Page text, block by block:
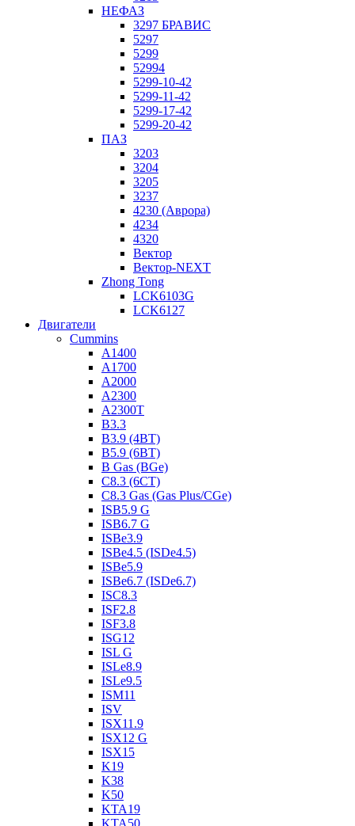
НЕФАЗ
3297 БРАВИС
5297
5299
52994
5299-10-42
5299-11-42
5299-17-42
5299-20-42
ПАЗ
3203
3204
3205
3237
4230 (Аврора)
4234
4320
Вектор
Вектор-NEXT
Zhong Tong
LCK6103G
LCK6127
Двигатели
Cummins
A1400
A1700
A2000
A2300
A2300T
B3.3
B3.9 (4BT)
B5.9 (6BT)
B Gas (BGe)
C8.3 (6CT)
C8.3 Gas (Gas Plus/CGe)
ISB5.9 G
ISB6.7 G
ISBe3.9
ISBe4.5 (ISDe4.5)
ISBe5.9
ISBe6.7 (ISDe6.7)
ISC8.3
ISF2.8
ISF3.8
ISG12
ISL G
ISLe8.9
ISLe9.5
ISM11
ISV
ISX11.9
ISX12 G
ISX15
K19
K38
K50
KTA19